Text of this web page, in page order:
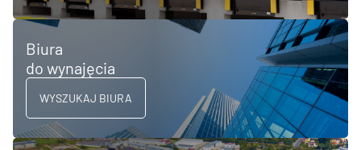
Biura
do wynajęcia
WYSZUKAJ BIURA